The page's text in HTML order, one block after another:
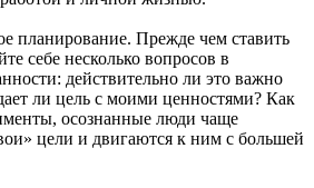
планирование. Прежде чем ставить
себе несколько вопросов в
действительно ли это важно
ли цель с моими ценностями? Как
осознанные люди чаще
цели и двигаются к ним с большей